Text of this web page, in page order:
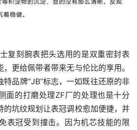
复刻腕表把头选用的是双重密封表
更给佩带者带来无与伦比的享用。
品牌“JB”标志，一如既往还原的非
面的打磨处理ZF厂的处理也是十分
的坑纹规划让表冠调校愈加便捷，并
表冠受到撞击。因为机芯技能的限